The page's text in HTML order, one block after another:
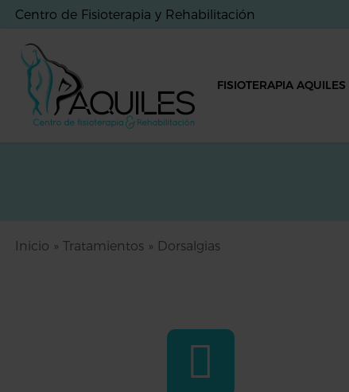
Centro de Fisioterapia y Rehabilitación
FISIOTERAPIA AQUILES
Inicio » Tratamientos » Dorsalgias